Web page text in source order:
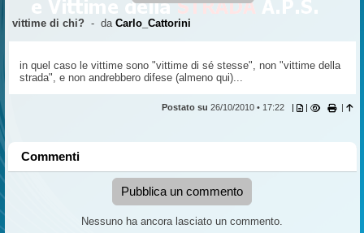
vittime di chi? - da Carlo_Cattorini
in quel caso le vittime sono "vittime di sé stesse", non "vittime della
strada", e non andrebbero difese (almeno qui)...
Postato su 26/10/2010 • 17:22 | | |
Commenti
Pubblica un commento
Nessuno ha ancora lasciato un commento.